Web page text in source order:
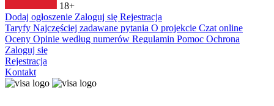
18+
Dodaj ogłoszenie Zaloguj się Rejestracja
Taryfy Najczęściej zadawane pytania O projekcie Czat online
Oceny Opinie według numerów Regulamin Pomoc Ochrona
Zaloguj się
Rejestracja
Kontakt